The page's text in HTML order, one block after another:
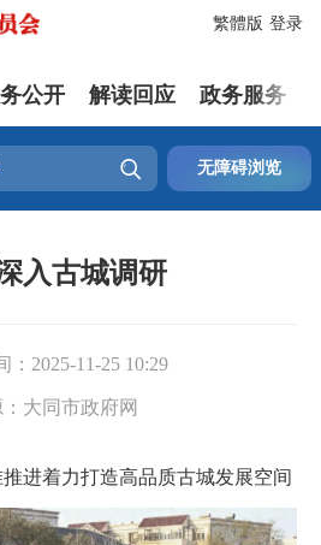
登录
繁體版
公开 解读回应 政务服务
 无障碍浏览
入古城调研
： 2025-11-25 10:29
大同市政府网
进着力打造高品质古城发展空间